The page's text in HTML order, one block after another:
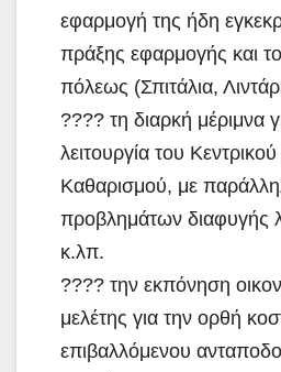
εφαρμογή της ήδη
πράξης εφαρμογής και
πόλεως (Σπιτάλια,
???? τη διαρκή μέριμνα
λειτουργία του
Καθαρισμού, με
προβλημάτων διαφυγής
κ.λπ.
???? την εκπόνηση
μελέτης για την ορθή
επιβαλλόμενου